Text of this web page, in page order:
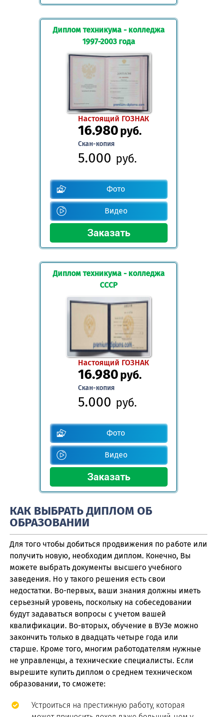
Диплом техникума - колледжа
1997-2003 года
Настоящий ГОЗНАК
16.980руб.
Скан-копия
5.000 руб.
Фото
Видео
Диплом техникума - колледжа
СССР
Настоящий ГОЗНАК
16.980руб.
Скан-копия
5.000 руб.
Фото
Видео
КАК ВЫБРАТЬ ДИПЛОМ ОБ
ОБРАЗОВАНИИ
Для того чтобы добиться продвижения по работе или
получить новую, необходим диплом. Конечно, Вы
можете выбрать документы высшего учебного
заведения. Но у такого решения есть свои
недостатки. Во-первых, ваши знания должны иметь
серьезный уровень, поскольку на собеседовании
будут задаваться вопросы с учетом вашей
квалификации. Во-вторых, обучение в ВУЗе можно
закончить только в двадцать четыре года или
старше. Кроме того, многим работодателям нужные
не управленцы, а технические специалисты. Если
вырешите купить диплом о среднем техническом
образовании, то сможете:
Устроиться на престижную работу, которая